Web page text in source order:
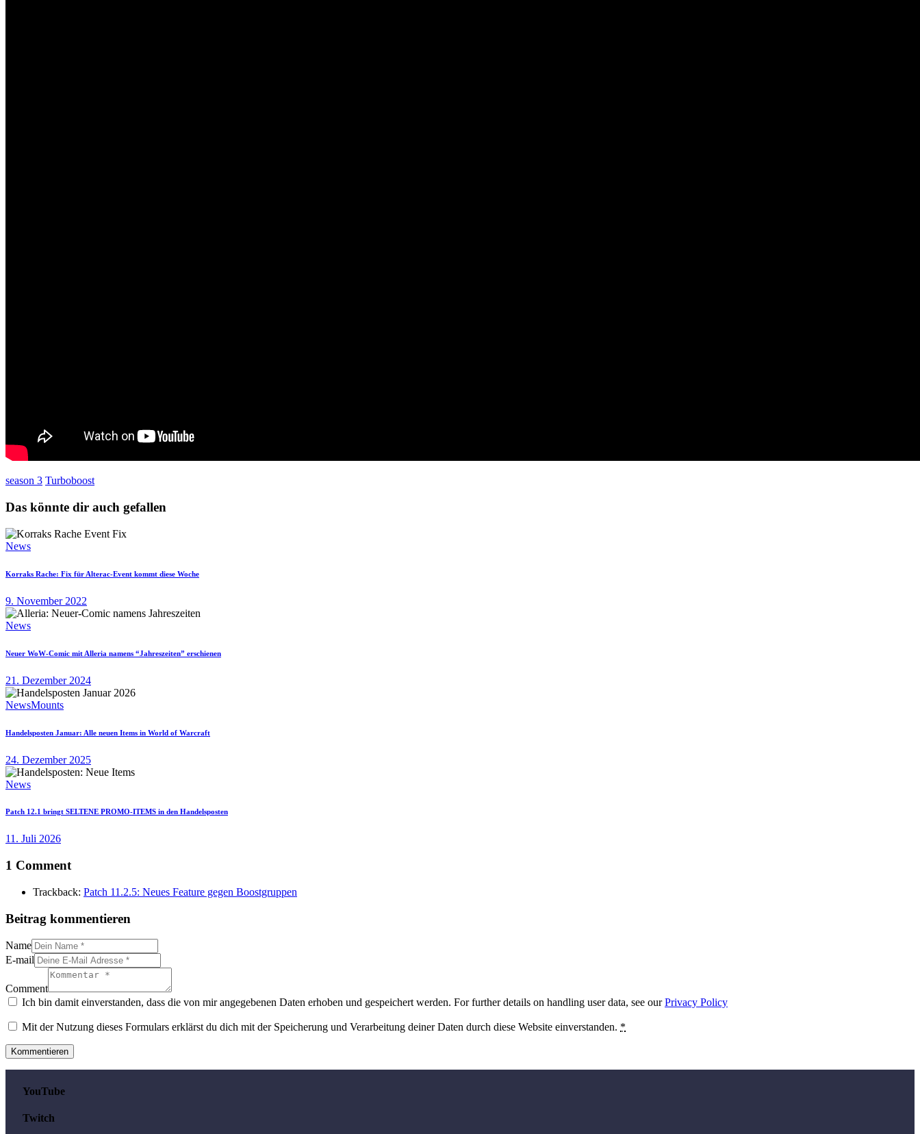
season 3 Turboboost
Das könnte dir auch gefallen
News
Korraks Rache: Fix für Alterac-Event kommt diese Woche
9. November 2022
News
Neuer WoW-Comic mit Alleria namens “Jahreszeiten” erschienen
21. Dezember 2024
NewsMounts
Handelsposten Januar: Alle neuen Items in World of Warcraft
24. Dezember 2025
News
Patch 12.1 bringt SELTENE PROMO-ITEMS in den Handelsposten
11. Juli 2026
1 Comment
Trackback: Patch 11.2.5: Neues Feature gegen Boostgruppen
Beitrag kommentieren
Name
E-mail
Comment
Ich bin damit einverstanden, dass die von mir angegebenen Daten erhoben und gespeichert werden. For further details on handling user data, see ourPrivacy Policy
Mit der Nutzung dieses Formulars erklärst du dich mit der Speicherung und Verarbeitung deiner Daten durch diese Website einverstanden. *
YouTube
Twitch